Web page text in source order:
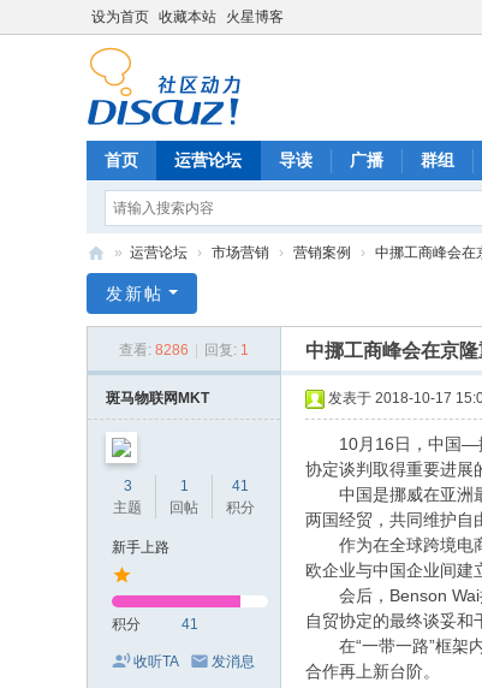
设为首页 收藏本站 火星博客
首页 运营论坛 导读 广播 群组
商
» 运营论坛 › 市场营销 › 营销案例 › 中挪工商峰会在
发新帖
查看: 8286 回复: 1 中挪工商峰会在京
斑马物联网MKT
3
主题
1
回帖
41
积分
新手上路
积分 41
收听TA 发消息
发表于 2018-10-17
10月16日，中国—挪
协定谈判取得重要进展
中国是挪威在亚洲最
两国经贸，共同维护自
作为在全球跨境电商
欧企业与中国企业间建
会后，Benson Wai
自贸协定的最终谈妥和
在“一带一路”框架内
合作再上新台阶。